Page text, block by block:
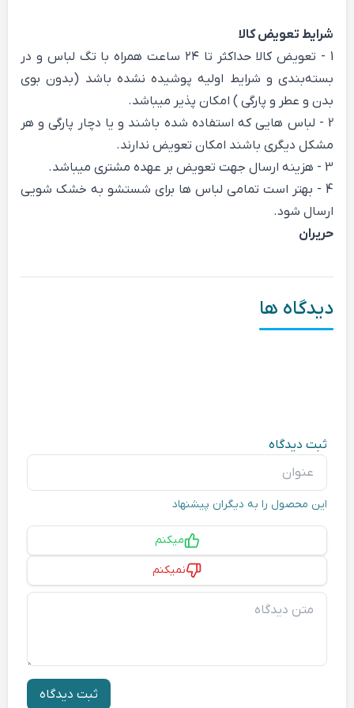
شرایط تعویض کالا
1 - تعویض کالا حداکثر تا ۲۴ ساعت همراه با تگ لباس و در
بسته‌بندی و شرایط اولیه پوشیده نشده باشد (بدون بوی
بدن و عطر و پارگی ) امکان پذیر میباشد.
2 - لباس هایی که استفاده شده باشند و یا دچار پارگی و هر
مشکل دیگری باشند امکان تعویض ندارند.
3 - هزینه ارسال جهت تعویض بر عهده مشتری میباشد.
4 - بهتر است تمامی لباس ها برای شستشو به خشک شویی
ارسال شود.
حریران
دیدگاه ها
ثبت دیدگاه
عنوان
این محصول را به دیگران پیشنهاد
پیشنهاد
میکنم
نمیکنم
متن دیدگاه
ثبت دیدگاه